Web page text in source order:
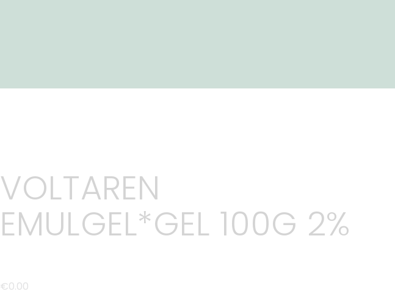
VOLTAREN
EMULGEL*GEL 100G 2%
€0.00